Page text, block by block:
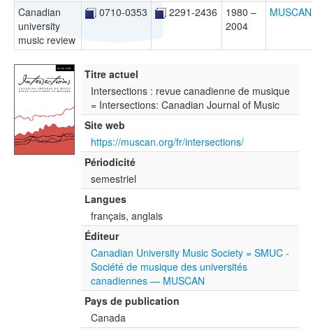
Canadian
university
music review
0710-0353 2291-2436
1980 –
2004
MUSCAN
Titre actuel
Intersections : revue canadienne de musique
= Intersections: Canadian Journal of Music
Site web
https://muscan.org/fr/intersections/
Périodicité
semestriel
Langues
français, anglais
Éditeur
Canadian University Music Society = SMUC -
Société de musique des universités
canadiennes — MUSCAN
Pays de publication
Canada